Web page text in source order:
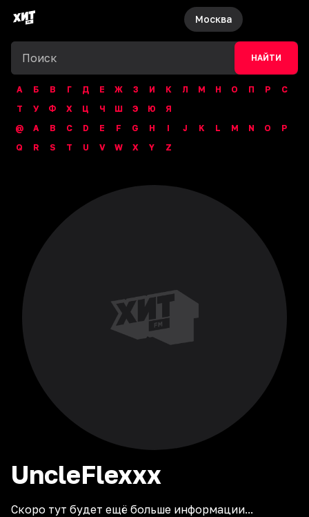
Москва
НАЙТИ
А Б В Г Д Е Ж З И К Л М Н О П Р
С
Т
У Ф Х Ц Ч Ш Э Ю
Я
@
A B C D E F G H I J K L M N O
P
Q
R S T U V W X Y Z
UncleFlexxx
Скоро тут будет ещё больше информации...